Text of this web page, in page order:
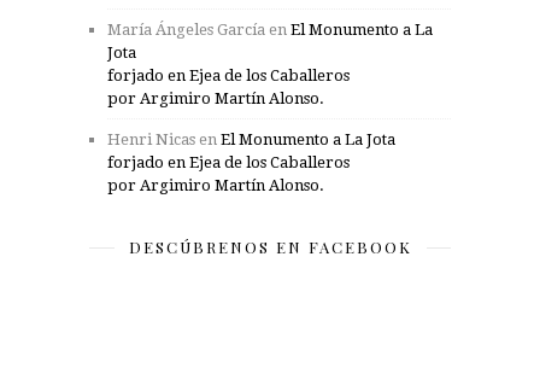
María Ángeles García en El Monumento a La
Jota
forjado en Ejea de los Caballeros
por Argimiro Martín Alonso.
Henri Nicas en El Monumento a La Jota
forjado en Ejea de los Caballeros
por Argimiro Martín Alonso.
DESCÚBRENOS EN FACEBOOK